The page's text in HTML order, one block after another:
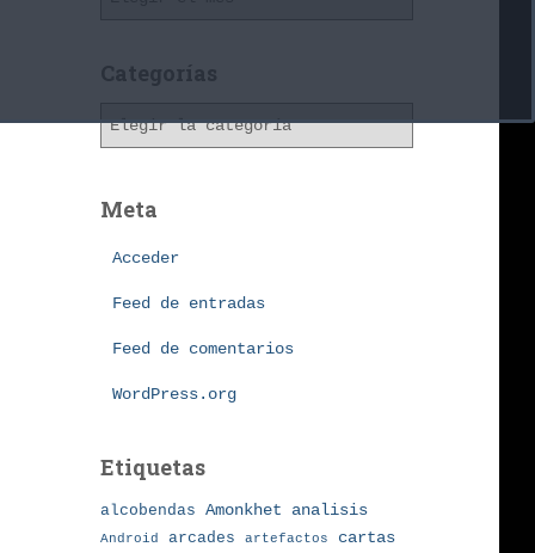
h
v
o
Categorías
g
Meta
Acceder
Feed de entradas
Feed de comentarios
WordPress.org
Etiquetas
alcobendas Amonkhet analisis
Android arcades artefactos cartas